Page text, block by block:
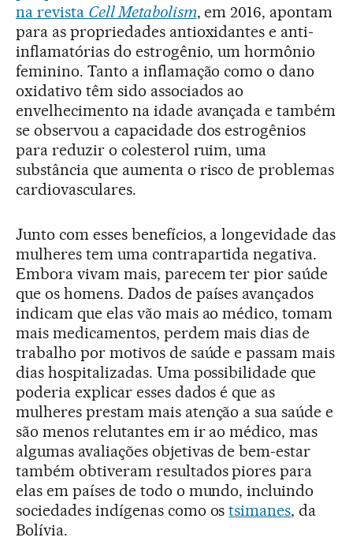
na revista Cell Metabolism, em 2016, apontam
para as propriedades antioxidantes e anti-
inflamatórias do estrogênio, um hormônio
feminino. Tanto a inflamação como o dano
oxidativo têm sido associados ao
envelhecimento na idade avançada e também
se observou a capacidade dos estrogênios
para reduzir o colesterol ruim, uma
substância que aumenta o risco de problemas
cardiovasculares.
Junto com esses benefícios, a longevidade das
mulheres tem uma contrapartida negativa.
Embora vivam mais, parecem ter pior saúde
que os homens. Dados de países avançados
indicam que elas vão mais ao médico, tomam
mais medicamentos, perdem mais dias de
trabalho por motivos de saúde e passam mais
dias hospitalizadas. Uma possibilidade que
poderia explicar esses dados é que as
mulheres prestam mais atenção a sua saúde e
são menos relutantes em ir ao médico, mas
algumas avaliações objetivas de bem-estar
também obtiveram resultados piores para
elas em países de todo o mundo, incluindo
sociedades indígenas como ostsimanes, da
Bolívia.